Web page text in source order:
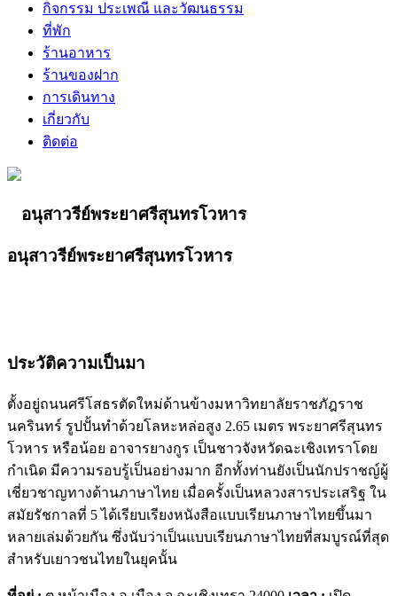
กิจกรรม ประเพณี และวัฒนธรรม
ที่พัก
ร้านอาหาร
ร้านของฝาก
การเดินทาง
เกี่ยวกับ
ติดต่อ
อนุสาวรีย์พระยาศรีสุนทรโวหาร
อนุสาวรีย์พระยาศรีสุนทรโวหาร
ประวัติความเป็นมา
ตั้งอยู่ถนนศรีโสธรตัดใหม่ด้านข้างมหาวิทยาลัยราชภัฎราช
นครินทร์ รูปปั้นทำด้วยโลหะหล่อสูง 2.65 เมตร พระยาศรีสุนทร
โวหาร หรือน้อย อาจารยางกูร เป็นชาวจังหวัดฉะเชิงเทราโดย
กำเนิด มีความรอบรู้เป็นอย่างมาก อีกทั้งท่านยังเป็นนักปราชญ์ผู้
เชี่ยวชาญทางด้านภาษาไทย เมื่อครั้งเป็นหลวงสารประเสริฐ ใน
สมัยรัชกาลที่ 5 ได้เรียบเรียงหนังสือแบบเรียนภาษาไทยขึ้นมา
หลายเล่มด้วยกัน ซึ่งนับว่าเป็นแบบเรียนภาษาไทยที่สมบูรณ์ที่สุด
สำหรับเยาวชนไทยในยุคนั้น